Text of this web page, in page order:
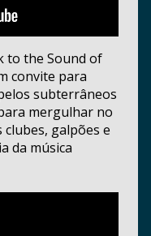
to the Sound of
convite para
subterrâneos
mergulhar no
galpões e
da música